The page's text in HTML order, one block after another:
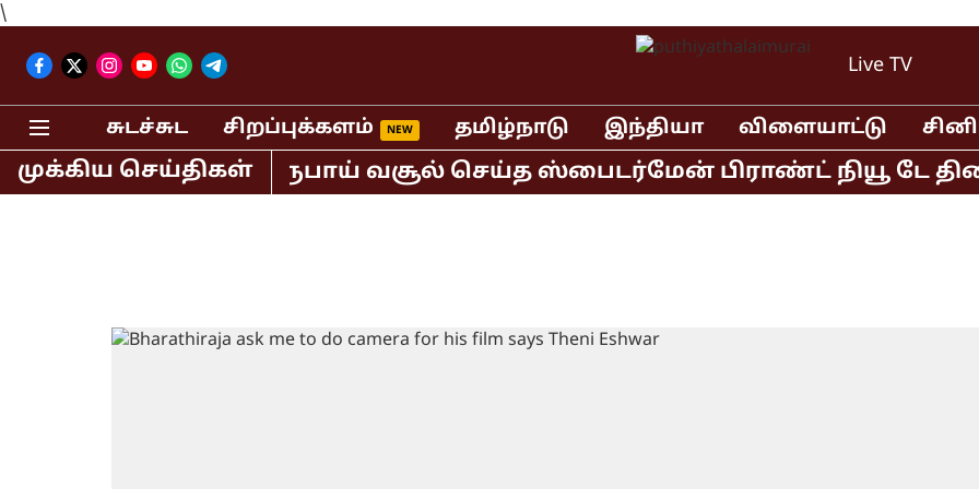
\
Live TV
சுடச்சுட சிறப்புக்களம் தமிழ்நாடு இந்தியா விளையாட்டு
முக்கிய செய்திகள்
மட்டும் 400 கோடி ரூபாய் வசூல் செய்த ஸ்பைடர்மேன் பிராண்ட் நியூ டே